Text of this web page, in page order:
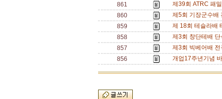
861
제39회 ATRC 패
860
제5회 기장군수배
859
제 18회 테슬라배
858
제3회 창단테배
857
제3회 빅베어배
856
개업17주년기념